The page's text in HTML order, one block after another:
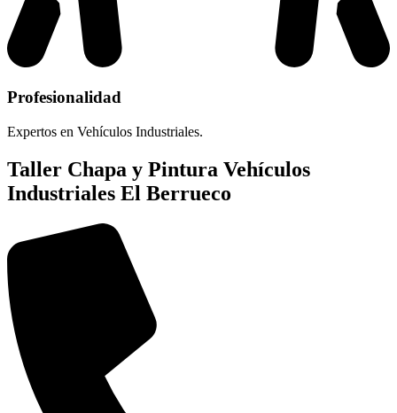
Profesionalidad
Expertos en Vehículos Industriales.
Taller Chapa y Pintura Vehículos
Industriales El Berrueco